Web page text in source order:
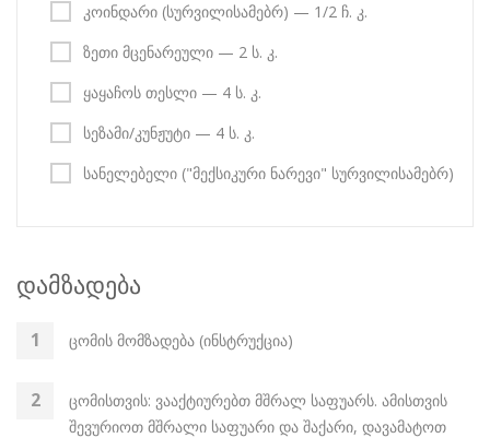
კოინდარი (სურვილისამებრ) — 1/2 ჩ. კ.
ზეთი მცენარეული — 2 ს. კ.
ყაყაჩოს თესლი — 4 ს. კ.
სეზამი/კუნჟუტი — 4 ს. კ.
სანელებელი ("მექსიკური ნარევი" სურვილისამებრ)
დამზადება
ცომის მომზადება (ინსტრუქცია)
ცომისთვის: ვააქტიურებთ მშრალ საფუარს. ამისთვის
შევურიოთ მშრალი საფუარი და შაქარი, დავამატოთ